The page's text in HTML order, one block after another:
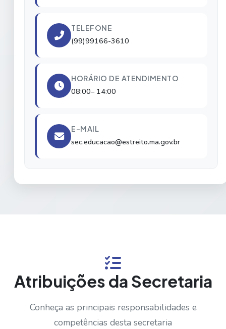
TELEFONE
(99)99166-3610
HORÁRIO DE ATENDIMENTO
08:00– 14:00
E-MAIL
sec.educacao@estreito.ma.gov.br
Atribuições da Secretaria
Conheça as principais responsabilidades e
competências desta secretaria